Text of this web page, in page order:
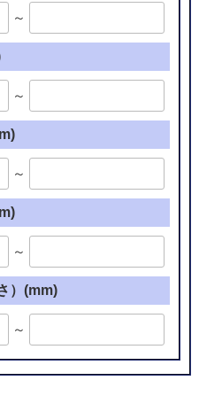
～
～
～
～
）(mm)
～